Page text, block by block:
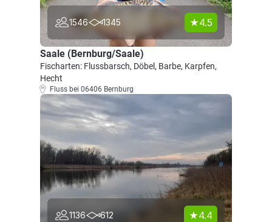
1546 1345 4.5
Saale (Bernburg/Saale)
Fischarten: Flussbarsch, Döbel, Barbe, Karpfen,
Hecht
Fluss bei 06406 Bernburg
1136 612 4.4